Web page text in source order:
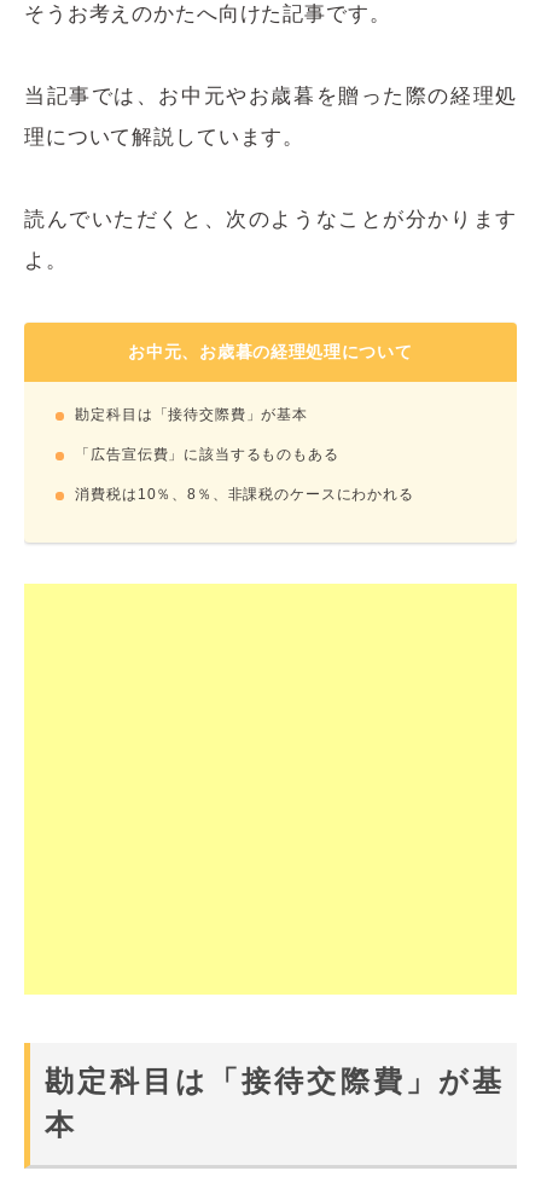
そうお考えのかたへ向けた記事です。
当記事では、お中元やお歳暮を贈った際の経理処
理について解説しています。
読んでいただくと、次のようなことが分かります
よ。
お中元、お歳暮の経理処理について
勘定科目は「接待交際費」が基本
「広告宣伝費」に該当するものもある
消費税は10％、8％、非課税のケースにわかれる
勘定科目は「接待交際費」が基
本